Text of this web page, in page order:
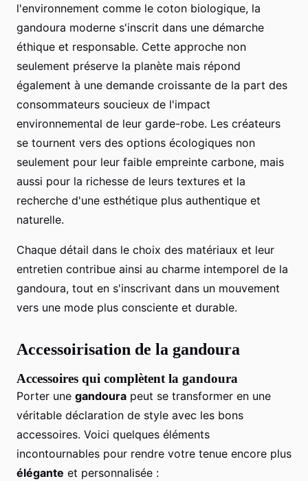
l'environnement comme le coton biologique, la
gandoura moderne s'inscrit dans une démarche
éthique et responsable. Cette approche non
seulement préserve la planète mais répond
également à une demande croissante de la part des
consommateurs soucieux de l'impact
environnemental de leur garde-robe. Les créateurs
se tournent vers des options écologiques non
seulement pour leur faible empreinte carbone, mais
aussi pour la richesse de leurs textures et la
recherche d'une esthétique plus authentique et
naturelle.
Chaque détail dans le choix des matériaux et leur
entretien contribue ainsi au charme intemporel de la
gandoura, tout en s'inscrivant dans un mouvement
vers une mode plus consciente et durable.
Accessoirisation de la gandoura
Accessoires qui complètent la gandoura
Porter une gandoura peut se transformer en une
véritable déclaration de style avec les bons
accessoires. Voici quelques éléments
incontournables pour rendre votre tenue encore plus
élégante et personnalisée :